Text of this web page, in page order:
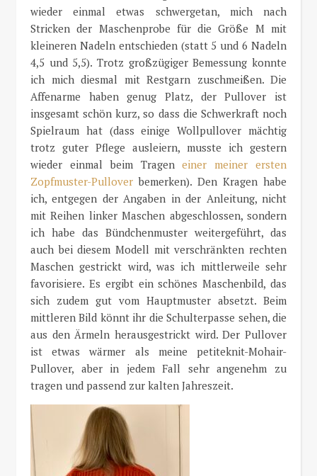
wieder einmal etwas schwergetan, mich nach
Stricken der Maschenprobe für die Größe M mit
kleineren Nadeln entschieden (statt 5 und 6 Nadeln
4,5 und 5,5). Trotz großzügiger Bemessung konnte
ich mich diesmal mit Restgarn zuschmeißen. Die
Affenarme haben genug Platz, der Pullover ist
insgesamt schön kurz, so dass die Schwerkraft noch
Spielraum hat (dass einige Wollpullover mächtig
trotz guter Pflege ausleiern, musste ich gestern
wieder einmal beim Trageneiner meiner ersten
Zopfmuster-Pullover bemerken). Den Kragen habe
ich, entgegen der Angaben in der Anleitung, nicht
mit Reihen linker Maschen abgeschlossen, sondern
ich habe das Bündchenmuster weitergeführt, das
auch bei diesem Modell mit verschränkten rechten
Maschen gestrickt wird, was ich mittlerweile sehr
favorisiere. Es ergibt ein schönes Maschenbild, das
sich zudem gut vom Hauptmuster absetzt. Beim
mittleren Bild könnt ihr die Schulterpasse sehen, die
aus den Ärmeln herausgestrickt wird. Der Pullover
ist etwas wärmer als meine petiteknit-Mohair-
Pullover, aber in jedem Fall sehr angenehm zu
tragen und passend zur kalten Jahreszeit.